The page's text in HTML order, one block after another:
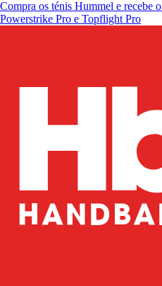
Compra os ténis Hummel e recebe o
Powerstrike Pro e Topflight Pro